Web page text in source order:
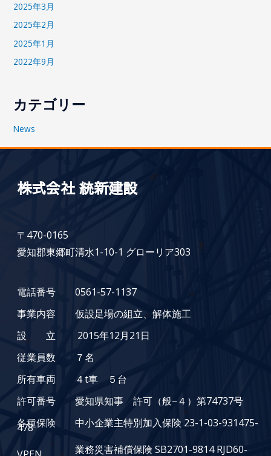
2025年3月
2025年2月
2025年1月
2022年9月
カテゴリー
News
株式会社 統新建設
〒470-0165
愛知郡東郷町清水1-10-1 グローリア303
電話番号 0561-57-1137
事業内容 仮設足場の組立、解体施工
設 立 2015年12月21日
従業員数 ７名
所有車両 ４t車 ５台
許可番号 愛知県知事 許可（般−４）第74737号
各種保険 中小企業主特別加入保険 23-1-03-931475-
478
業務災害補償保険 SB2701-9814 RJD60-